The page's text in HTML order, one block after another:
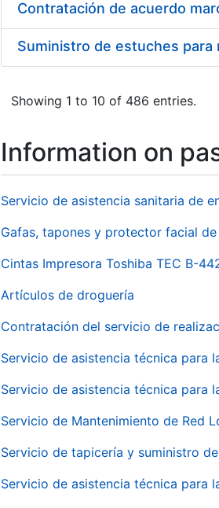
Suministro de estuches para
Showing 1 to 10 of 486 entries.
Information on
Servicio de asistencia sanitaria de
Gafas, tapones y protector facial
Cintas Impresora Toshiba TEC B-
Artículos de droguería
Contratación del servicio de
Servicio de asistencia técnica para
Servicio de asistencia técnica para
Servicio de Mantenimiento de Red
Servicio de tapicería y suministro
Servicio de asistencia técnica para